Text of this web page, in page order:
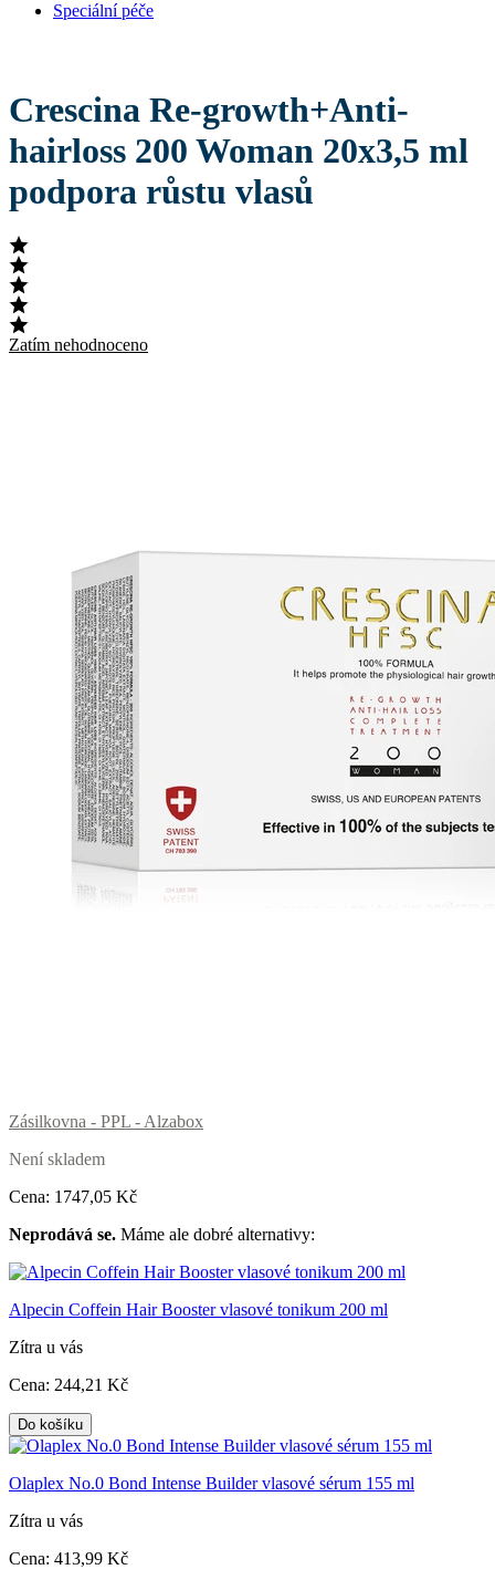
Speciální péče
Crescina Re-growth+Anti-
hairloss 200 Woman 20x3,5 ml
podpora růstu vlasů
Zatím nehodnoceno
Zásilkovna - PPL - Alzabox
Není skladem
Cena: 1747,05 Kč
Neprodává se. Máme ale dobré alternativy:
Alpecin Coffein Hair Booster vlasové tonikum 200 ml
Zítra u vás
Cena: 244,21 Kč
Do košíku
Olaplex No.0 Bond Intense Builder vlasové sérum 155 ml
Zítra u vás
Cena: 413,99 Kč